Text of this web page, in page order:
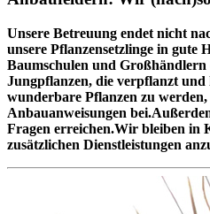
Unsere Betreuung endet nicht
unsere Pflanzensetzlinge in gute
Baumschulen und Großhändlern
Jungpflanzen, die verpflanzt und
wunderbare Pflanzen zu
Anbauanweisungen
Fragen erreichen.Wir bleiben in
zusätzlichen Dienstleistungen